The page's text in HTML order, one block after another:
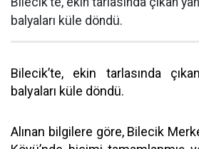
balyaları küle döndü.
Bilecik’te, ekin tarlasında
balyaları küle döndü.
Alınan bilgilere göre, Bilecik